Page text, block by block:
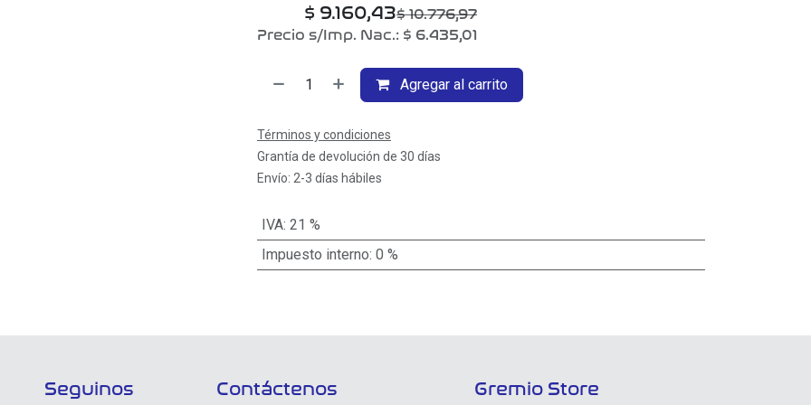
$ 9.160,43$10.776,97
Precio s/Imp. Nac.: $ 6.435,01
Agregar al carrito
Términos y condiciones
Grantía de devolución de 30 días
Envío: 2-3 días hábiles
IVA: 21 %
Impuesto interno: 0 %
Seguinos Contáctenos Gremio Store